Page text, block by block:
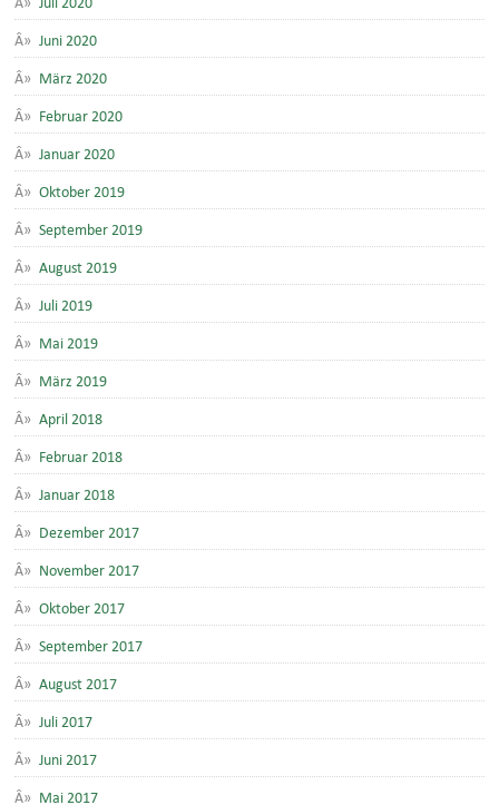
Juni 2020
März 2020
Februar 2020
Januar 2020
Oktober 2019
September 2019
August 2019
Juli 2019
Mai 2019
März 2019
April 2018
Februar 2018
Januar 2018
Dezember 2017
November 2017
Oktober 2017
September 2017
August 2017
Juli 2017
Juni 2017
Mai 2017